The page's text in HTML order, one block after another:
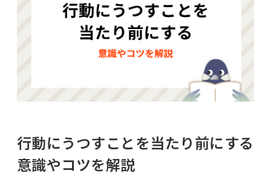
行動にうつすことを当たり前にする
意識やコツを解説